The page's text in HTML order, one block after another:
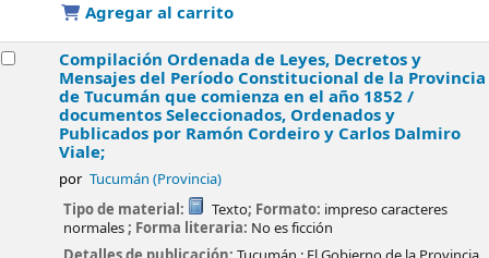
Agregar al carrito
Compilación Ordenada de Leyes, Decretos y
Mensajes del Período Constitucional de la Provincia
de Tucumán que comienza en el año 1852 /
documentos Seleccionados, Ordenados y
Publicados por Ramón Cordeiro y Carlos Dalmiro
Viale;
por Tucumán (Provincia)
Tipo de material: Texto; Formato: impreso caracteres
normales; Forma literaria: No es ficción